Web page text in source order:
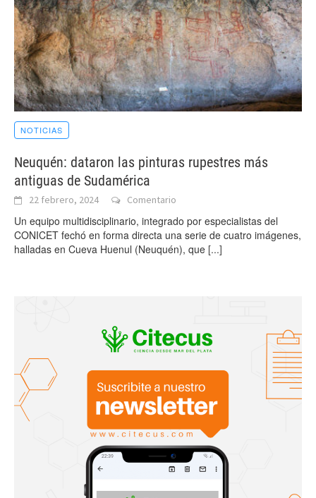
NOTICIAS
Neuquén: dataron las pinturas rupestres más
antiguas de Sudamérica
22 febrero, 2024 Comentario
Un equipo multidisciplinario, integrado por especialistas del
CONICET fechó en forma directa una serie de cuatro imágenes,
halladas en Cueva Huenul (Neuquén), que [...]